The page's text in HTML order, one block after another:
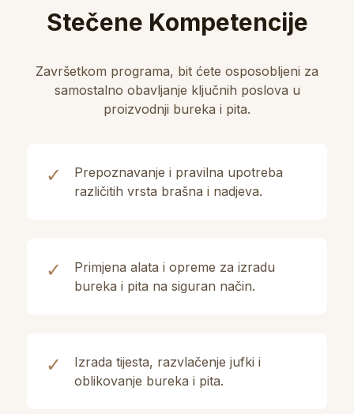
otpada i smanjenje potrošnje energije.
Stečene Kompetencije
Završetkom programa, bit ćete osposobljeni za
samostalno obavljanje ključnih poslova u
proizvodnji bureka i pita.
✓
Prepoznavanje i pravilna upotreba
različitih vrsta brašna i nadjeva.
✓
Primjena alata i opreme za izradu
bureka i pita na siguran način.
✓
Izrada tijesta, razvlačenje jufki i
oblikovanje bureka i pita.